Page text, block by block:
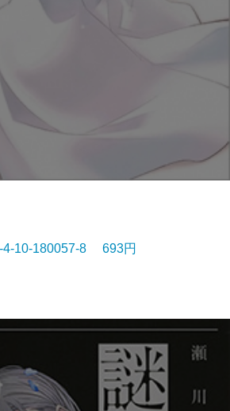
4-10-180057-8 693円